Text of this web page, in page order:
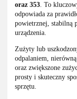
oraz 353 . To
odpowiada za
powietrznej, stabilną
urządzenia.
Zużyty lub
odpalaniem,
oraz zwiększone
prosty i skuteczny
sprzętu.